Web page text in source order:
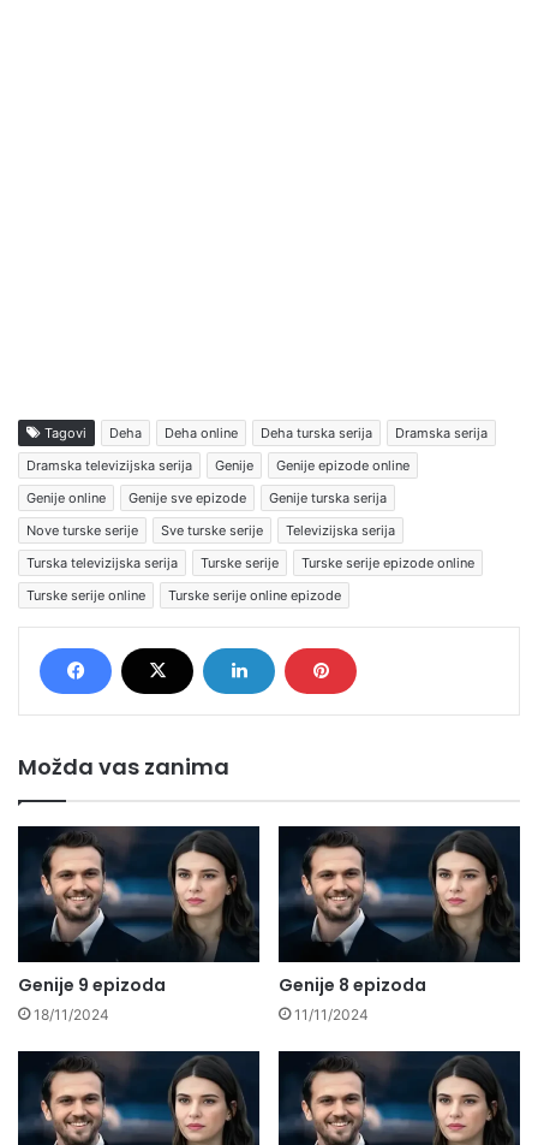
Tagovi Deha Deha online Deha turska serija
Dramska serija
Dramska televizijska serija
Genije
Genije epizode online
Genije online
Genije sve epizode
Genije turska serija
Nove turske serije
Sve turske serije
Televizijska serija
Turska televizijska serija
Turske serije
Turske serije epizode online
Turske serije online
Turske serije online epizode
Možda vas zanima
Genije 9 epizoda
18/11/2024
Genije 8 epizoda
11/11/2024